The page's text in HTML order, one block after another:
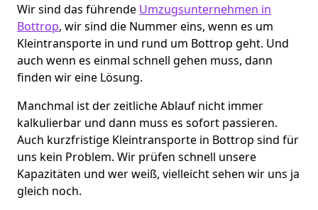
Wir sind das führende Umzugsunternehmen in
Bottrop, wir sind die Nummer eins, wenn es um
Kleintransporte in und rund um Bottrop geht. Und
auch wenn es einmal schnell gehen muss, dann
finden wir eine Lösung.
Manchmal ist der zeitliche Ablauf nicht immer
kalkulierbar und dann muss es sofort passieren.
Auch kurzfristige Kleintransporte in Bottrop sind für
uns kein Problem. Wir prüfen schnell unsere
Kapazitäten und wer weiß, vielleicht sehen wir uns ja
gleich noch.